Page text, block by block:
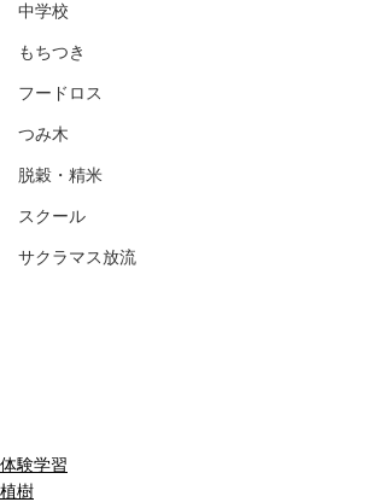
中学校
もちつき
フードロス
つみ木
脱穀・精米
スクール
サクラマス放流
体験学習
植樹